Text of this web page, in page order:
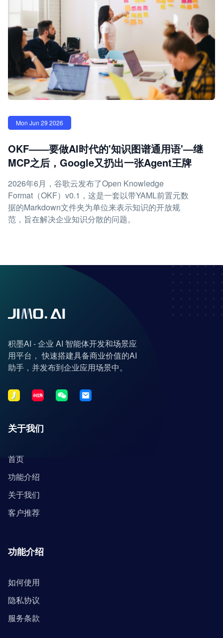
Mon Jun 29 2026
OKF——要做AI时代的'知识图谱通用语'—继
MCP之后，Google又扔出一张Agent王牌
2026年6月，谷歌云发布了Open Knowledge
Format（OKF）v0.1，这是一套以带YAML前置元数
据的Markdown文件夹为单位来表示知识的开放规
范，旨在解决企业知识分散的问题。
积墨AI - 企业 AI 智能体开发和场景应
用平台， 快速搭建具备商业价值的AI
助手，并发布到企业应用场景中。
关于我们
首页
功能介绍
关于我们
客户推荐
功能介绍
如何使用
隐私协议
服务条款